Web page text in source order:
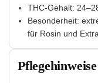
THC-Gehalt:
Besonderheit:
für Rosin und